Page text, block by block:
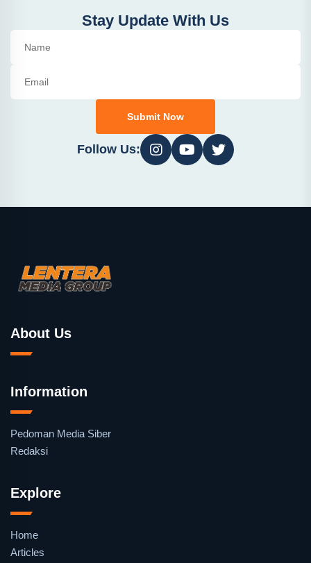
Stay Update With Us
Submit Now
Follow Us:
About Us
Information
Pedoman Media Siber
Redaksi
Explore
Home
Articles